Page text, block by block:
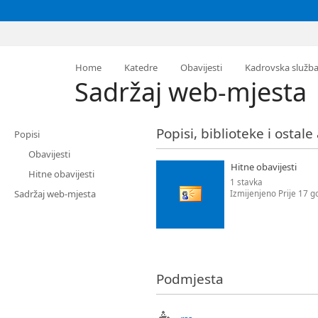
Home Katedre Obavijesti Kadrovska služba
Sadržaj web-mjesta
Popisi
Obavijesti
Hitne obavijesti
Sadržaj web-mjesta
Popisi, biblioteke i ostale
Hitne obavijesti
1 stavka
Izmijenjeno Prije 17
Podmjesta